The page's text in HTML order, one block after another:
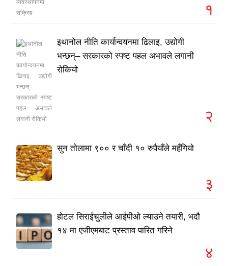
१
इथानोल नीति कार्यान्वयनमा ढिलाइ, उद्योगी
भन्छन्– सरकारको स्पष्ट पहल अभावले लगानी
रोकियो
२
सुन तोलामा ९०० र चाँदी १० रुपैयाँले महँगियो
३
होटल सिराईचुलीले आईपीओ ल्याउने तयारी, भदौ
१४ मा एजीएमबाट प्रस्ताव पारित गरिने
४